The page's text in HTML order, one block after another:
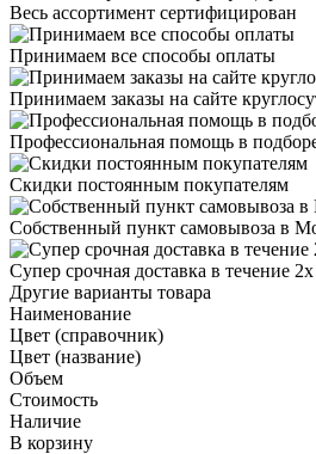
Весь ассортимент сертифицирован
Принимаем все способы оплаты
Принимаем заказы на сайте
Профессиональная помощь в
Скидки постоянным покупателям
Собственный пункт самовывоза в
Супер срочная доставка в течение 2х
Другие варианты товара
Наименование
Цвет (справочник)
Цвет (название)
Объем
Стоимость
Наличие
В корзину